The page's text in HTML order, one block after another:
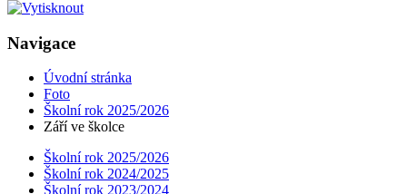
Navigace
Úvodní stránka
Foto
Školní rok 2025/2026
Září ve školce
Školní rok 2025/2026
Školní rok 2024/2025
Školní rok 2023/2024